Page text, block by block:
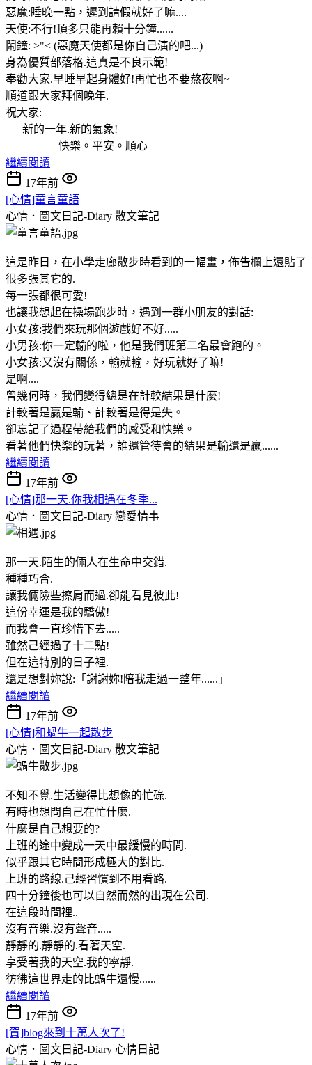
惡魔:睡晚一點，遲到請假就好了嘛....
天使:不行!頂多只能再賴十分鐘......
鬧鐘: >"< (惡魔天使都是你自己演的吧...)
身為優質部落格.這真是不良示範!
奉勸大家.早睡早起身體好!再忙也不要熬夜啊~
順道跟大家拜個晚年.
祝大家:
新的一年.新的氣象!
快樂。平安。順心
繼續閱讀
17年前
[心情]童言童語
心情．圖文日記-Diary 散文筆記
這是昨日，在小學走廊散步時看到的一幅畫，佈告欄上還貼了
很多張其它的.
每一張都很可愛!
也讓我想起在操場跑步時，遇到一群小朋友的對話:
小女孩:我們來玩那個遊戲好不好.....
小男孩:你一定輸的啦，他是我們班第二名最會跑的。
小女孩:又沒有關係，輸就輸，好玩就好了嘛!
是啊....
曾幾何時，我們變得總是在計較結果是什麼!
計較著是贏是輸、計較著是得是失。
卻忘記了過程帶給我們的感受和快樂。
看著他們快樂的玩著，誰還管待會的結果是輸還是贏......
繼續閱讀
17年前
[心情]那一天.你我相遇在冬季...
心情．圖文日記-Diary 戀愛情事
那一天.陌生的倆人在生命中交錯.
種種巧合.
讓我倆險些擦肩而過.卻能看見彼此!
這份幸運是我的驕傲!
而我會一直珍惜下去.....
雖然己經過了十二點!
但在這特別的日子裡.
還是想對妳說:「謝謝妳!陪我走過一整年......」
繼續閱讀
17年前
[心情]和蝸牛一起散步
心情．圖文日記-Diary 散文筆記
不知不覺.生活變得比想像的忙碌.
有時也想問自己在忙什麼.
什麼是自己想要的?
上班的途中變成一天中最緩慢的時間.
似乎跟其它時間形成極大的對比.
上班的路線.己經習慣到不用看路.
四十分鐘後也可以自然而然的出現在公司.
在這段時間裡..
沒有音樂.沒有聲音.....
靜靜的.靜靜的.看著天空.
享受著我的天空.我的寧靜.
彷彿這世界走的比蝸牛還慢......
繼續閱讀
17年前
[賀]blog來到十萬人次了!
心情．圖文日記-Diary 心情日記